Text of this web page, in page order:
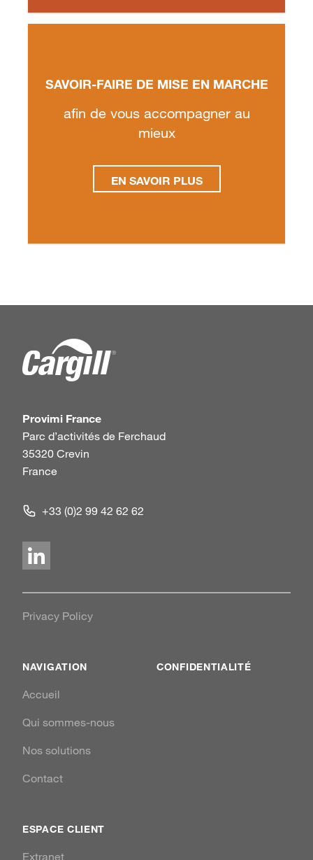
SAVOIR-FAIRE DE MISE EN MARCHE
afin de vous accompagner au
mieux
EN SAVOIR PLUS
Provimi France
Parc d’activités de Ferchaud
35320 Crevin
France
+33 (0)2 99 42 62 62
LinkedIn
Privacy Policy
NAVIGATION
Accueil
Qui sommes-nous
Nos solutions
Contact
CONFIDENTIALITÉ
ESPACE CLIENT
Extranet